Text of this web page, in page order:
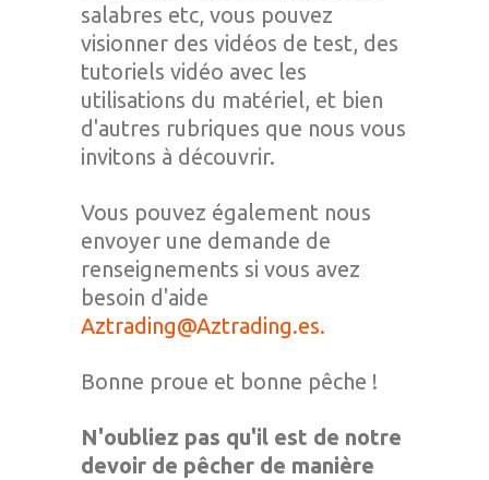
salabres etc, vous pouvez
visionner des vidéos de test, des
tutoriels vidéo avec les
utilisations du matériel, et bien
d'autres rubriques que nous vous
invitons à découvrir.
Vous pouvez également nous
envoyer une demande de
renseignements si vous avez
besoin d'aide
Aztrading@Aztrading.es.
Bonne proue et bonne pêche !
N'oubliez pas qu'il est de notre
devoir de pêcher de manière